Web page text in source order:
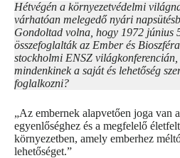
Hétvégén a környezetvédelmi
várhatóan melegedő nyári
Gondoltad volna, hogy 1972 június
összefoglalták az Ember és
stockholmi ENSZ
mindenkinek a saját és lehetőség
foglalkozni?
„Az embernek alapvetően joga van
egyenlőséghez és a megfelelő
környezetben, amely emberhez
lehetőséget.”